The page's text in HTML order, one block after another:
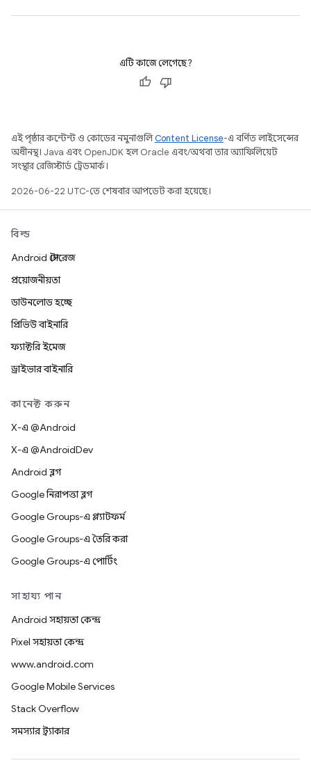
এটি কাজে লেগেছে?
এই পৃষ্ঠার কন্টেন্ট ও কোডের নমুনাগুলিContent License-এ বর্ণিত লাইসেন্সের
অধীনস্থ। Java এবং OpenJDK হল Oracle এবং/অথবা তার অ্যাফিলিয়েট
সংস্থার রেজিস্টার্ড ট্রেডমার্ক।
2026-06-22 UTC-তে শেষবার আপডেট করা হয়েছে।
বিল্ড
Android স্টোরেজ
প্রয়োজনীয়তা
ডাউনলোড হচ্ছে
প্রিভিউ বাইনারি
ফ্যাক্টরি ইমেজ
ড্রাইভার বাইনারি
কানেক্ট করুন
X-এ @Android
X-এ @AndroidDev
Android ব্লগ
Google নিরাপত্তা ব্লগ
Google Groups-এ প্ল্যাটফর্ম
Google Groups-এ তৈরি করা
Google Groups-এ পোর্টিং
সাহায্য পান
Android সহায়তা কেন্দ্র
Pixel সহায়তা কেন্দ্র
www.android.com
Google Mobile Services
Stack Overflow
সমস্যার ট্র্যাকার